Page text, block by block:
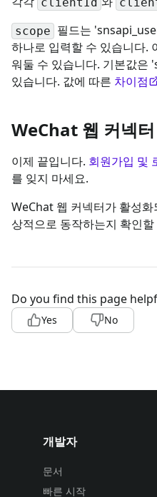
scope 필드는
하나로 입력할 수 있습니다.
워둘 수 있습니다. 기본값
있습니다. 값에 따른 차이점
WeChat 웹 커넥
이제 끝입니다. 회원가입 및
를 잊지 마세요.
WeChat 웹 커넥터가 활성
상적으로 동작하는지 확인
Do you find this page
Yes No
개발자
문서
빠른 시작